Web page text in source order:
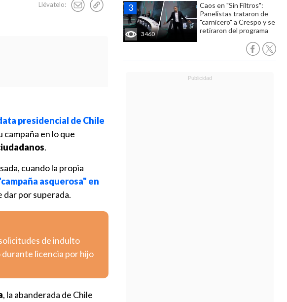
Llévatelo:
3460
Caos en "Sin Filtros":
Panelistas trataron de
"carnicero" a Crespo y se
retiraron del programa
presidencial de Chile
campaña en lo que
.
cuando la propia
asquerosa" en
dar por superada.
de indulto
licencia por hijo
, la abanderada de Chile